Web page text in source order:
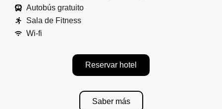
Autobús gratuito
Sala de Fitness
Wi-fi
Reservar hotel
Saber más